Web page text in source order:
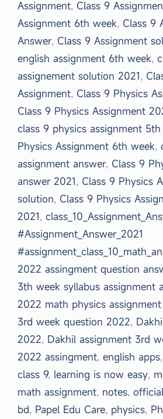
Assignment, Class 9
Assignment 6th week, Class 9
Answer, Class 9 Assignment
english assignment 6th week,
assignement solution 2021,
Assignment, Class 9 Physics
Class 9 Physics Assignment
class 9 physics assignment
Physics Assignment 6th week,
assignment answer, Class 9
answer 2021, Class 9 Physics
solution, Class 9 Physics
2021,
#Assignment_Answer_2021
2022 assingment question
3th week syllabus assignment
2022 math physics
3rd week question 2022,
2022, Dakhil assignment 3rd
2022 assingment, english apps,
class 9, learning is now easy,
math assignment, notes,
bd, Papel Edu Care, physics,